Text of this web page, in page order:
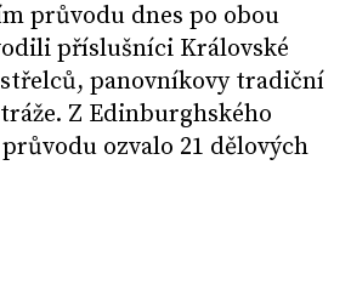
průvodu dnes po obou
příslušníci Královské
panovníkovy tradiční
Z Edinburghského
ozvalo 21 dělových